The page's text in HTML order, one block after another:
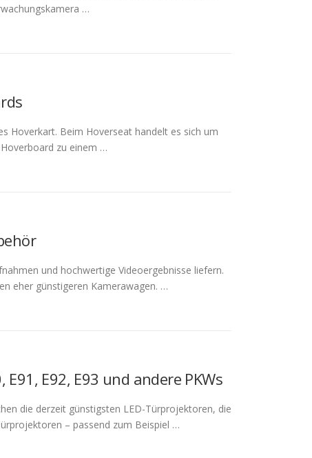
…
Hoverkart. Beim Hoverseat handelt es sich um
zu einem …
und hochwertige Videoergebnisse liefern.
eher günstigeren Kamerawagen. …
E92, E93 und andere PKWs
die derzeit günstigsten LED-Türprojektoren, die
– passend zum Beispiel …